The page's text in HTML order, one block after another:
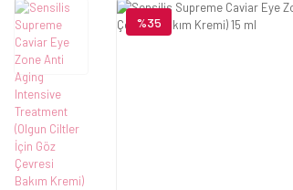
%35